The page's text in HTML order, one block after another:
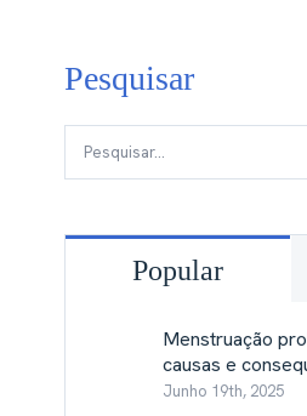
Pesquisar
Popular
Menstruação
causas e
Junho 19th, 2025